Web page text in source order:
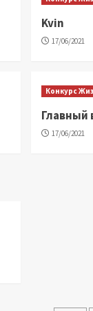
Kvin
17/06/2021
Конкурс
Главный
17/06/2021